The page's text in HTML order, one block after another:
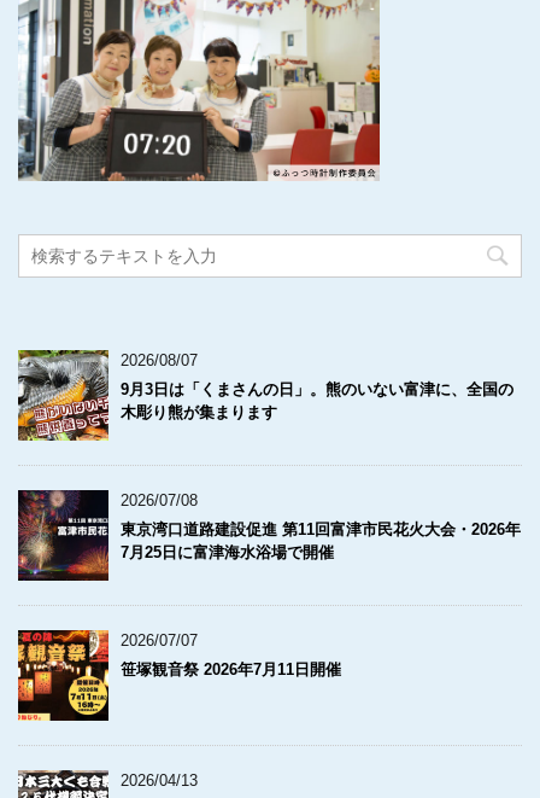
2026/08/07
9月3日は「くまさんの日」。熊のいない富津に、全国の
木彫り熊が集まります
2026/07/08
東京湾口道路建設促進 第11回富津市民花火大会・2026年
7月25日に富津海水浴場で開催
2026/07/07
笹塚観音祭 2026年7月11日開催
2026/04/13